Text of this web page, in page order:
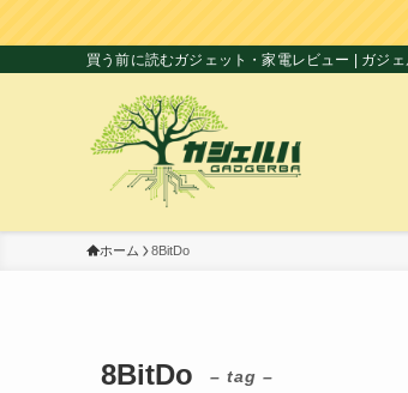
買う前に読むガジェット・家電レビュー | ガジ
ホーム 8BitDo
8BitDo – tag –